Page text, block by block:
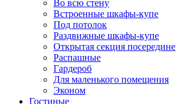
Во всю стену
Встроенные шкафы-купе
Под потолок
Раздвижные шкафы-купе
Открытая секция посередине
Распашные
Гардероб
Для маленького помещения
Эконом
Гостиные